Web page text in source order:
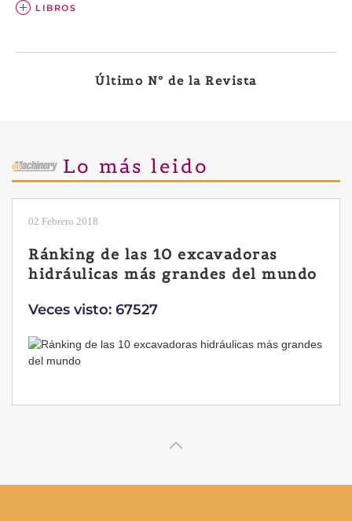
LIBROS
Último Nº de la Revista
Lo más leido
28 Enero 2019
Las ventajas de la excavadora
Yanmar B7 Sigma-6
Veces visto: 32222